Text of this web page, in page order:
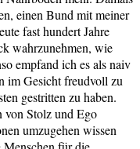
einen Bund mit meiner
fast hundert Jahre
wahrzunehmen, wie
empfand ich es als naiv
im Gesicht freudvoll zu
gestritten zu haben.
von Stolz und Ego
umzugehen wissen